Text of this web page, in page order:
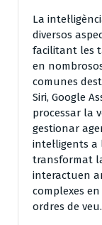
La
diversos
facilitant les
en
comunes
Siri, Google
processar la
gestionar
intel·ligents
transformat
interactuen
complexes
ordres de veu.